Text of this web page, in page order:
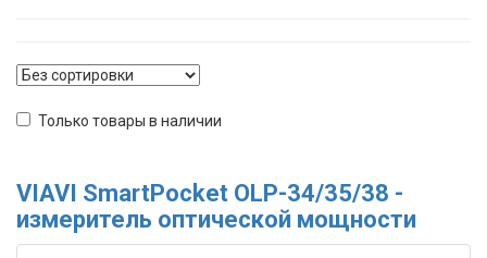
Только товары в наличии
VIAVI SmartPocket OLP-34/35/38 -
измеритель оптической мощности